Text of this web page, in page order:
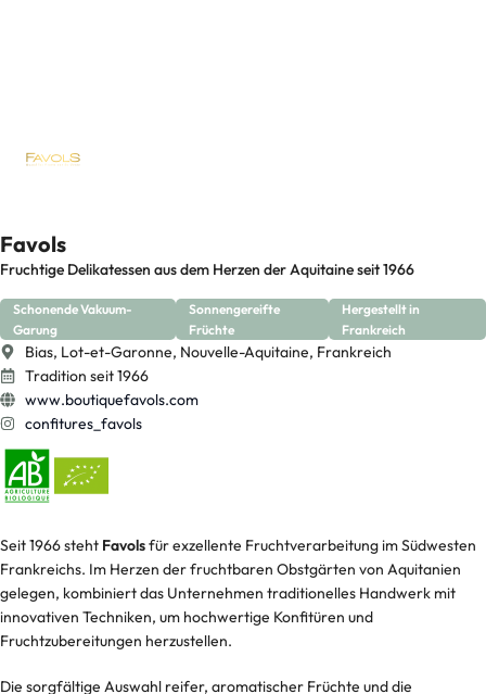
Favols
Fruchtige Delikatessen aus dem Herzen der Aquitaine seit 1966
Schonende Vakuum-
Garung
Sonnengereifte
Früchte
Hergestellt in
Frankreich
Bias, Lot-et-Garonne, Nouvelle-Aquitaine, Frankreich
Tradition seit 1966
www.boutiquefavols.com
confitures_favols
Seit 1966 steht Favolsfür exzellente Fruchtverarbeitung im Südwesten
Frankreichs. Im Herzen der fruchtbaren Obstgärten von Aquitanien
gelegen, kombiniert das Unternehmen traditionelles Handwerk mit
innovativen Techniken, um hochwertige Konfitüren und
Fruchtzubereitungen herzustellen.
Die sorgfältige Auswahl reifer, aromatischer Früchte und die